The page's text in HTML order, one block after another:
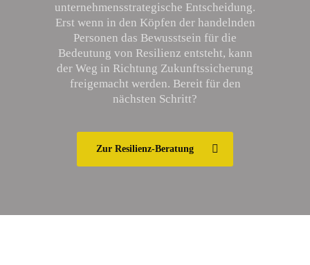
unternehmensstrategische Entscheidung.
Erst wenn in den Köpfen der handelnden
Personen das Bewusstsein für die
Bedeutung von Resilienz entsteht, kann
der Weg in Richtung Zukunftssicherung
freigemacht werden. Bereit für den
nächsten Schritt?
Zur Resilienz-Beratung